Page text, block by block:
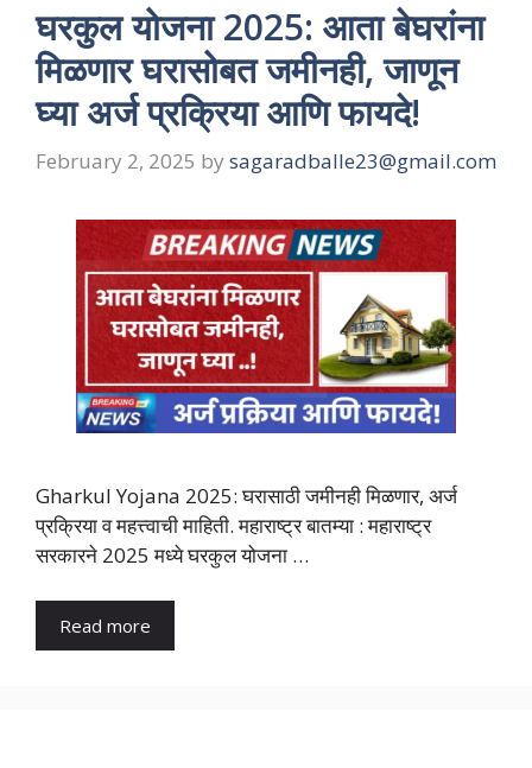
घरकुल योजना 2025: आता बेघरांना
मिळणार घरासोबत जमीनही, जाणून
घ्या अर्ज प्रक्रिया आणि फायदे!
February 2, 2025 by sagaradballe23@gmail.com
Gharkul Yojana 2025: घरासाठी जमीनही मिळणार, अर्ज
प्रक्रिया व महत्त्वाची माहिती. महाराष्ट्र बातम्या : महाराष्ट्र
सरकारने 2025 मध्ये घरकुल योजना …
Read more